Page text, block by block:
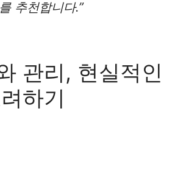
를 추천합니다.”
관리, 현실적인
하기